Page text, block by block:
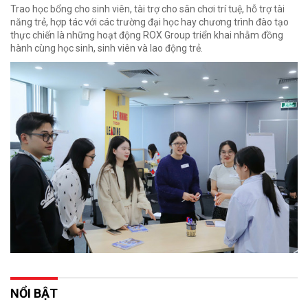
Trao học bổng cho sinh viên, tài trợ cho sân chơi trí tuệ, hỗ trợ tài
năng trẻ, hợp tác với các trường đại học hay chương trình đào tạo
thực chiến là những hoạt động ROX Group triển khai nhằm đồng
hành cùng học sinh, sinh viên và lao động trẻ.
NỔI BẬT